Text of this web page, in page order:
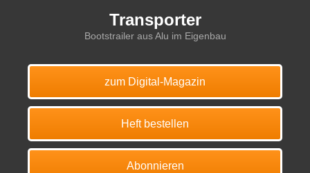
Transporter
Bootstrailer aus Alu im Eigenbau
zum Digital-Magazin
Heft bestellen
Abonnieren